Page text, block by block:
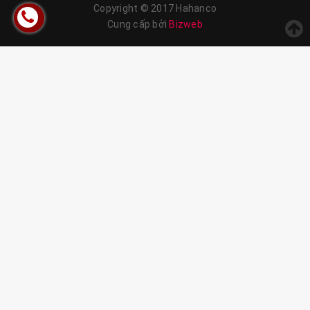
Copyright © 2017 Hahanco
Cung cấp bởi Bizweb